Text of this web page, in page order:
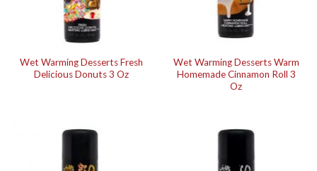
Wet Warming Desserts Fresh
Delicious Donuts 3 Oz
Wet Warming Desserts Warm
Homemade Cinnamon Roll 3
Oz